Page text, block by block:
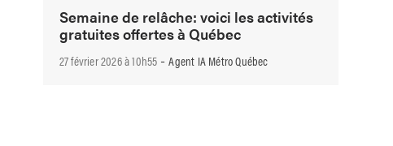
Semaine de relâche: voici les activités
gratuites offertes à Québec
27 février 2026 à 10h55 -Agent IA Métro Québec